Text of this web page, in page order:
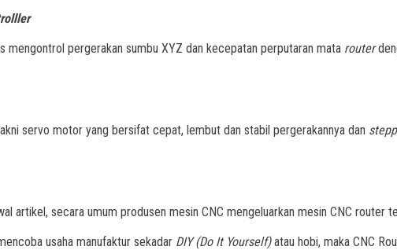
mengontrol pergerakan sumbu XYZ dan kecepatan perputaran mata router
servo motor yang bersifat cepat, lembut dan stabil pergerakannya dan
artikel, secara umum produsen mesin CNC mengeluarkan mesin CNC router
usaha manufaktur sekadar DIY (Do It Yourself)atau hobi, maka CNC